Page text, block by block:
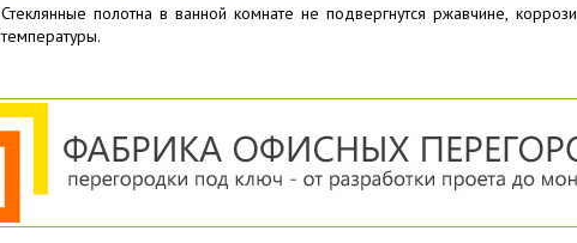
Стеклянные полотна в ванной комнате не подвергнутся ржавчине,
температуры.